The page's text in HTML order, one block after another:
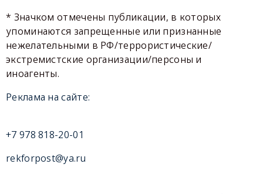
* Значком отмечены публикации, в которых
упоминаются запрещенные или признанные
нежелательными в РФ/террористические/
экстремистские организации/персоны и
иноагенты.
Реклама на сайте:
+7 978 818-20-01
rekforpost@ya.ru